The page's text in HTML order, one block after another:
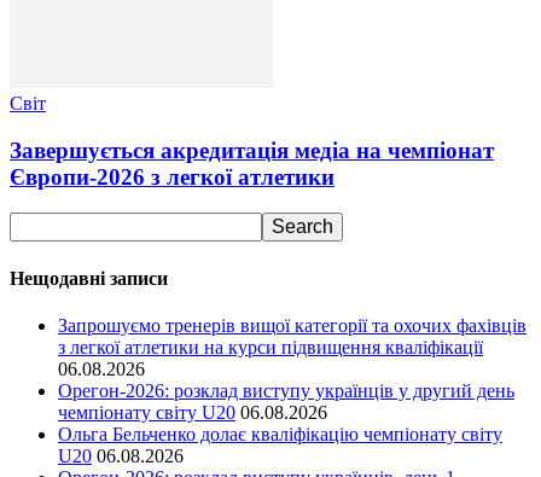
Світ
Завершується акредитація медіа на чемпіонат
Європи-2026 з легкої атлетики
Нещодавні записи
Запрошуємо тренерів вищої категорії та охочих фахівців
з легкої атлетики на курси підвищення кваліфікації
06.08.2026
Орегон-2026: розклад виступу українців у другий день
чемпіонату світу U20 06.08.2026
Ольга Бельченко долає кваліфікацію чемпіонату світу
U20 06.08.2026